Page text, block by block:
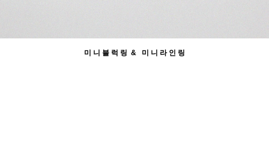
미 니 블 럭 링 & 미 니 라 인 링